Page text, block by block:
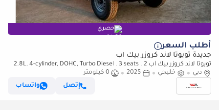
حصري
أطلب السعر
جديدة تويوتا لاند كروزر بيك آب
تويوتا لاند كروزر بيك آب 2.8L, 4-cylinder, DOHC, Turbo Diesel . 3 seats . 2
Doors
دبي خليجي 2025
0 كيلومتر
إتصل
واتساب